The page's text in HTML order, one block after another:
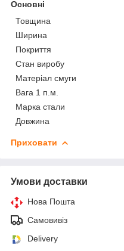
Основні
Товщина
Ширина
Покриття
Стан виробу
Матеріал смуги
Вага 1 п.м.
Марка стали
Довжина
Приховати
Умови доставки
Нова Пошта
Самовивіз
Delivery